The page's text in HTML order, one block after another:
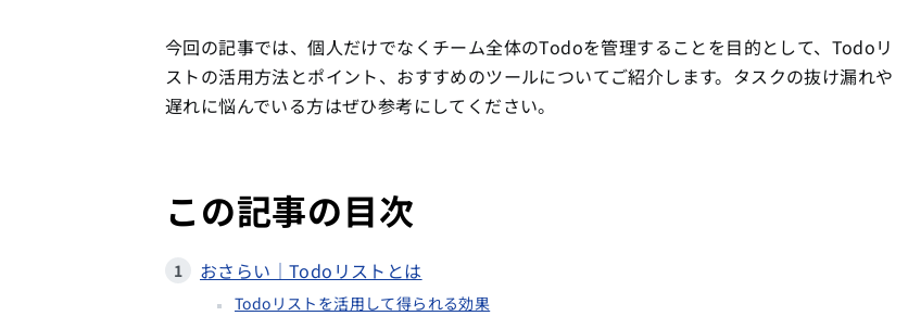
今回の記事では、個人だけでなくチーム全体のTodoを管理することを目的として、Todoリ
ストの活用方法とポイント、おすすめのツールについてご紹介します。タスクの抜け漏れや
遅れに悩んでいる方はぜひ参考にしてください。
この記事の目次
おさらい｜Todoリストとは
Todoリストを活用して得られる効果